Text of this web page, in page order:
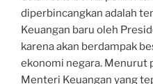
diperbincangkan adalah
Keuangan baru oleh
karena akan berdampak
ekonomi negara. Menurut
Menteri Keuangan yang